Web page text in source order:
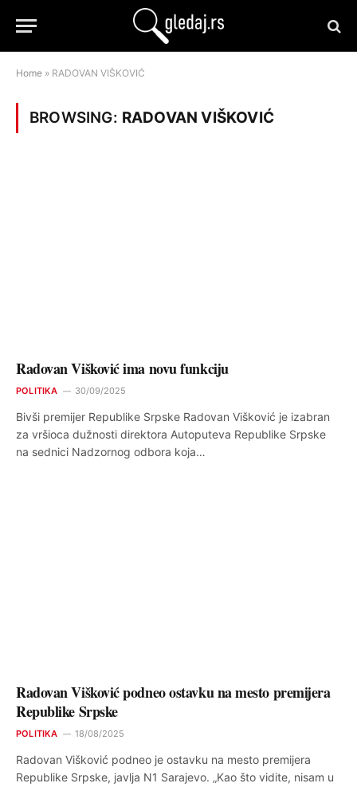
Home » RADOVAN VIŠKOVIĆ
BROWSING: RADOVAN VIŠKOVIĆ
Radovan Višković ima novu funkciju
POLITIKA 30/09/2025
Bivši premijer Republike Srpske Radovan Višković je izabran
za vršioca dužnosti direktora Autoputeva Republike Srpske
na sednici Nadzornog odbora koja…
Radovan Višković podneo ostavku na mesto premijera
Republike Srpske
POLITIKA 18/08/2025
Radovan Višković podneo je ostavku na mesto premijera
Republike Srpske, javlja N1 Sarajevo. „Kao što vidite, nisam u